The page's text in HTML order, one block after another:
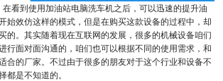
看到使用加油站电脑洗车机之后，可以迅速的提升油
始效仿这样的模式，但是在购买这款设备的过程中，却
的。其实随着现在互联网的发展，很多的机械设备咱们
行面对面沟通的，咱们也可以根据不同的使用需求，和
合的厂家。不过由于很多的朋友对于这个行业和设备不
都是不知道的。